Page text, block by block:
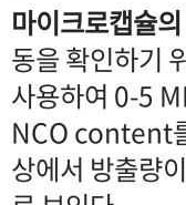
마이크로캡슐
동을 확인하기
사용하여 0-5
NCO content
상에서 방출량